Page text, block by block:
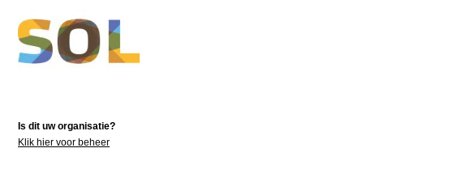
Is dit uw organisatie?
Klik hier voor beheer